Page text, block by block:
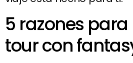
5 razones para
tour con